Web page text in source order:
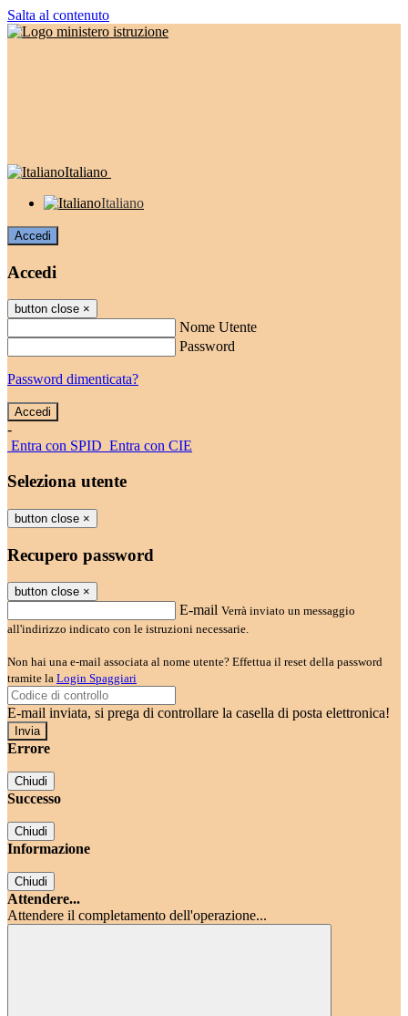
Salta al contenuto
Italiano
Italiano
Accedi
Accedi
button close ×
Nome Utente
Password
Password dimenticata?
-
Entra con SPID Entra con CIE
Seleziona utente
button close ×
Recupero password
button close ×
E-mail Verrà inviato un messaggio
all'indirizzo indicato con le istruzioni necessarie.
Non hai una e-mail associata al nome utente? Effettua il reset della password
tramite la Login Spaggiari
E-mail inviata, si prega di controllare la casella di posta elettronica!
Errore
Chiudi
Successo
Chiudi
Informazione
Chiudi
Attendere...
Attendere il completamento dell'operazione...